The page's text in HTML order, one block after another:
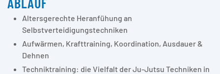
Altersgerechte Heranfühung an
Selbstverteidigungstechniken
Aufwärmen, Krafttraining, Koordination, Ausdauer &
Dehnen
Techniktraining: die Vielfalt der Ju-Jutsu Techniken in